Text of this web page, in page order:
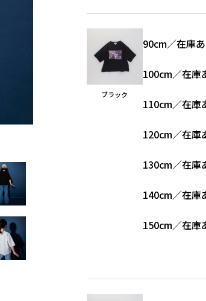
※撮影場所の関係上、着用画像は実物
ブラック
90cm／在庫
100cm／在庫
110cm／在庫
120cm／在庫
130cm／在庫
140cm／在庫
150cm／在庫